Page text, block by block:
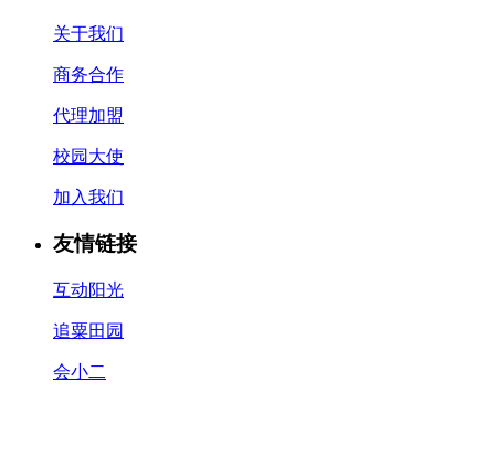
关于我们
商务合作
代理加盟
校园大使
加入我们
友情链接
互动阳光
追粟田园
会小二